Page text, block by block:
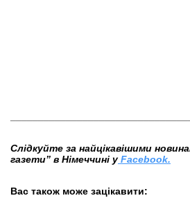
Слідкуйте за найцікавішими
газети” в Німеччині уFacebook.
Вас також може зацікавити: